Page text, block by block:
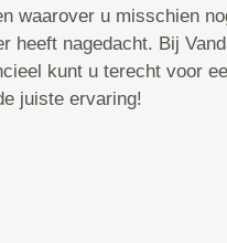
waarover u misschien
heeft nagedacht. Bij
kunt u terecht voor
juiste ervaring!